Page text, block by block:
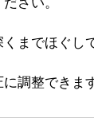
までほぐし
調整できま